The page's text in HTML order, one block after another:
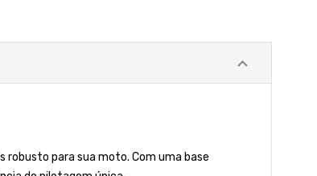
robusto para sua moto. Com uma base